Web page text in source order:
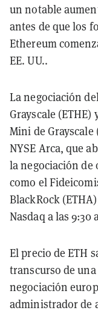
un notable
antes de que los
Ethereum
EE. UU..
La negociación
Grayscale
Mini de Grayscale
NYSE Arca, que
la negociación de
como el
BlackRock
Nasdaq a las 9:30
El precio de ETH
transcurso de
negociación
administrador de